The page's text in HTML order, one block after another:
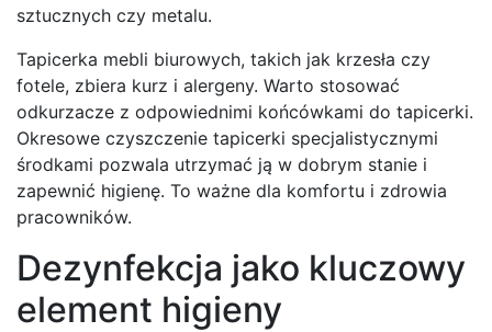
sztucznych czy metalu.
Tapicerka mebli biurowych, takich jak krzesła czy
fotele, zbiera kurz i alergeny. Warto stosować
odkurzacze z odpowiednimi końcówkami do tapicerki.
Okresowe czyszczenie tapicerki specjalistycznymi
środkami pozwala utrzymać ją w dobrym stanie i
zapewnić higienę. To ważne dla komfortu i zdrowia
pracowników.
Dezynfekcja jako kluczowy
element higieny